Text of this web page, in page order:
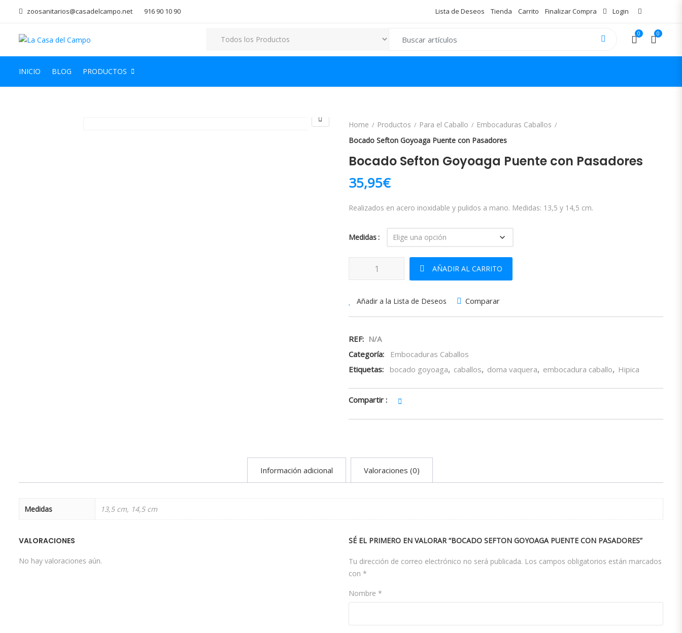
zoosanitarios@casadelcampo.net 916 90 10 90 Lista de Deseos Tienda Carrito Finalizar Compra Login
0 0
INICIO BLOG PRODUCTOS
Home Productos Para el Caballo
Embocaduras Caballos
Bocado Sefton Goyoaga Puente con Pasadores
Bocado Sefton Goyoaga Puente con Pasadores
35,95€
Realizados en acero inoxidable y pulidos a mano. Medidas: 13,5 y 14,5 cm.
Medidas
Bocado Sefton Goyoaga Puente con Pasadores cantidad
AÑADIR AL CARRITO
Añadir a la Lista de Deseos Comparar
REF: N/A
Categoría:
Embocaduras Caballos
Etiquetas:
bocado goyoaga, caballos, doma vaquera, embocadura caballo, Hipica
Compartir :
Información adicional Valoraciones (0)
Medidas 13,5 cm, 14,5 cm
VALORACIONES
No hay valoraciones aún.
SÉ EL PRIMERO EN VALORAR “BOCADO SEFTON GOYOAGA PUENTE CON PASADORES”
Tu dirección de correo electrónico no será publicada. Los campos obligatorios están marcados
con *
Nombre *